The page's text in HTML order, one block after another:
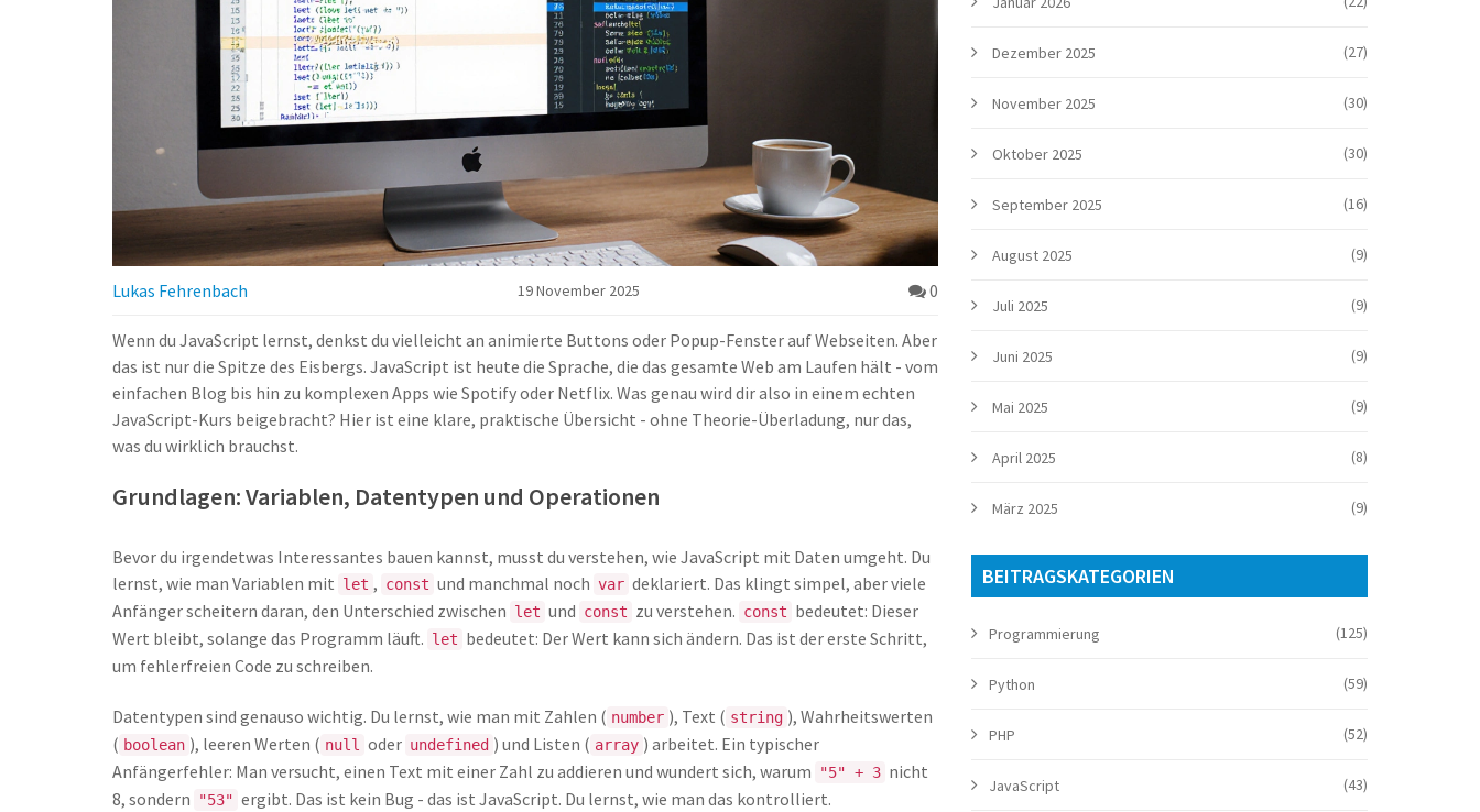
Lukas Fehrenbach 19 November 2025 0
Wenn du JavaScript lernst, denkst du vielleicht an animierte Buttons oder Popup-Fenster auf Webseiten. Aber
das ist nur die Spitze des Eisbergs. JavaScript ist heute die Sprache, die das gesamte Web am Laufen hält - vom
einfachen Blog bis hin zu komplexen Apps wie Spotify oder Netflix. Was genau wird dir also in einem echten
JavaScript-Kurs beigebracht? Hier ist eine klare, praktische Übersicht - ohne Theorie-Überladung, nur das,
was du wirklich brauchst.
Grundlagen: Variablen, Datentypen und Operationen
Bevor du irgendetwas Interessantes bauen kannst, musst du verstehen, wie JavaScript mit Daten umgeht. Du
lernst, wie man Variablen mit let , const und manchmal noch var deklariert. Das klingt simpel, aber viele
Anfänger scheitern daran, den Unterschied zwischen let und const zu verstehen. const bedeutet: Dieser
Wert bleibt, solange das Programm läuft. let bedeutet: Der Wert kann sich ändern. Das ist der erste Schritt,
um fehlerfreien Code zu schreiben.
Datentypen sind genauso wichtig. Du lernst, wie man mit Zahlen ( number ), Text ( string ), Wahrheitswerten
( boolean ), leeren Werten ( null oder undefined ) und Listen ( array ) arbeitet. Ein typischer
Anfängerfehler: Man versucht, einen Text mit einer Zahl zu addieren und wundert sich, warum
"5" + 3 nicht
8, sondern
"53" ergibt. Das ist kein Bug - das ist JavaScript. Du lernst, wie man das kontrolliert.
Dezember 2025 (27)
November 2025 (30)
Oktober 2025 (30)
September 2025 (16)
August 2025 (9)
Juli 2025 (9)
Juni 2025 (9)
Mai 2025 (9)
April 2025 (8)
März 2025 (9)
BEITRAGSKATEGORIEN
Programmierung (125)
Python (59)
PHP (52)
JavaScript (43)